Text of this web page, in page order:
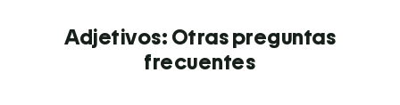
Adjetivos: Otras preguntas
frecuentes